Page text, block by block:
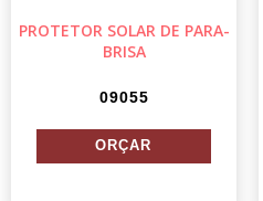
PROTETOR SOLAR DE PARA-
BRISA
09055